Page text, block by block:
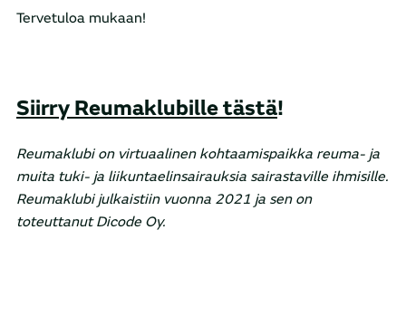
Tervetuloa mukaan!
Siirry Reumaklubille tästä!
Reumaklubi on virtuaalinen kohtaamispaikka reuma- ja
muita tuki- ja liikuntaelinsairauksia sairastaville ihmisille.
Reumaklubi julkaistiin vuonna 2021 ja sen on
toteuttanut Dicode Oy.